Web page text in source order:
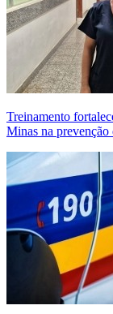
Treinamento
Minas na prevenção